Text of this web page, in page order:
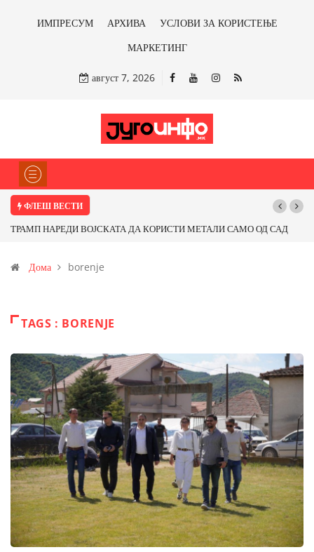
ИМПРЕСУМ АРХИВА
УСЛОВИ ЗА КОРИСТЕЊЕ
МАРКЕТИНГ
август 7, 2026
ФЛЕШ ВЕСТИ
ТРАМП НАРЕДИ ВОЈСКАТА ДА КОРИСТИ МЕТАЛИ САМО ОД САД
Иловица и со антимонот?
Дома borenje
TAGS : BORENJE